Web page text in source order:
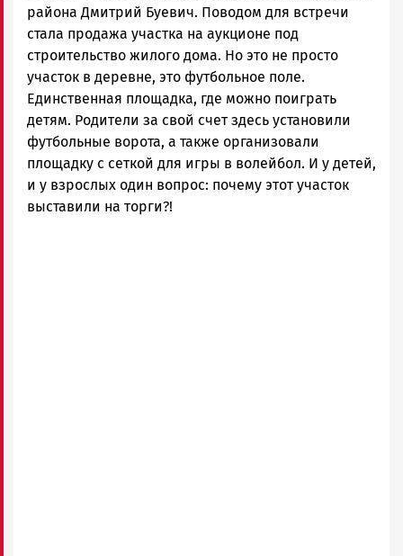
района Дмитрий Буевич. Поводом для встречи
стала продажа участка на аукционе под
строительство жилого дома. Но это не просто
участок в деревне, это футбольное поле.
Единственная площадка, где можно поиграть
детям. Родители за свой счет здесь установили
футбольные ворота, а также организовали
площадку с сеткой для игры в волейбол. И у детей,
и у взрослых один вопрос: почему этот участок
выставили на торги?!